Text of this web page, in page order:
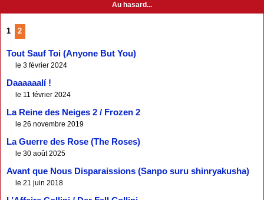
Au hasard...
1 2
Tout Sauf Toi (Anyone But You)
le 3 février 2024
Daaaaaalí !
le 11 février 2024
La Reine des Neiges 2 / Frozen 2
le 26 novembre 2019
La Guerre des Rose (The Roses)
le 30 août 2025
Avant que Nous Disparaissions (Sanpo suru shinryakusha)
le 21 juin 2018